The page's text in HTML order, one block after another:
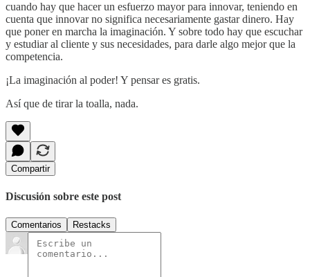
cuando hay que hacer un esfuerzo mayor para innovar, teniendo en
cuenta que innovar no significa necesariamente gastar dinero. Hay
que poner en marcha la imaginación. Y sobre todo hay que escuchar
y estudiar al cliente y sus necesidades, para darle algo mejor que la
competencia.
¡La imaginación al poder! Y pensar es gratis.
Así que de tirar la toalla, nada.
Compartir
Discusión sobre este post
Comentarios Restacks